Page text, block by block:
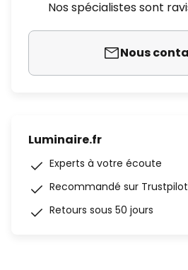
Nos spécialistes sont
Nous
Luminaire.fr
Experts à votre écoute
Recommandé sur Trustpilot
Retours sous 50 jours